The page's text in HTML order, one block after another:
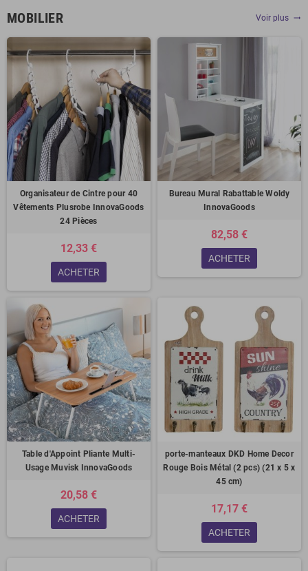
MOBILIER Voir plus trending_flat
Organisateur de Cintre pour 40
Vêtements Plusrobe InnovaGoods
24 Pièces
12,33 €
ACHETER
Bureau Mural Rabattable Woldy
InnovaGoods
82,58 €
ACHETER
Table d'Appoint Pliante Multi-
Usage Muvisk InnovaGoods
20,58 €
ACHETER
porte-manteaux DKD Home Decor
Rouge Bois Métal (2 pcs) (21 x 5 x
45 cm)
17,17 €
ACHETER